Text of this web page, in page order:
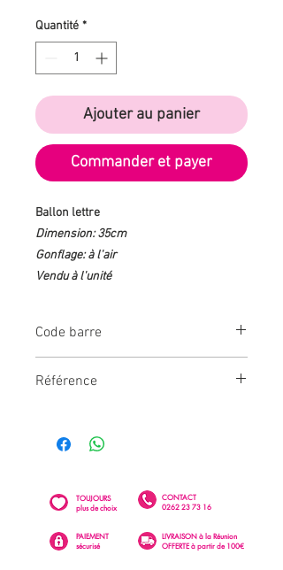
Quantité *
Ajouter au panier
Commander et payer
Ballon lettre
Dimension: 35cm
Gonflage: à l'air
Vendu à l'unité
Code barre
Référence
CONTACT
0262 23 73 16
TOUJOURS
plus de choix
PAIEMENT
sécurisé
LIVRAISON à la Réunion
OFFERTE à partir de 100€